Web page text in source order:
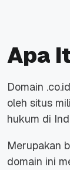
Apa
Domain
oleh situs
hukum di
Merupakan
domain ini